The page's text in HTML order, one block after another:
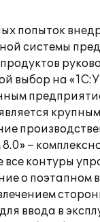
попыток
системы
выбор на
–
контуры
о поэтапном
ввода в